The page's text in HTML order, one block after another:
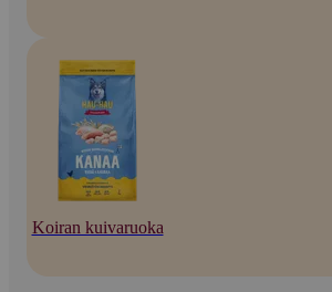
Koiran kuivaruoka